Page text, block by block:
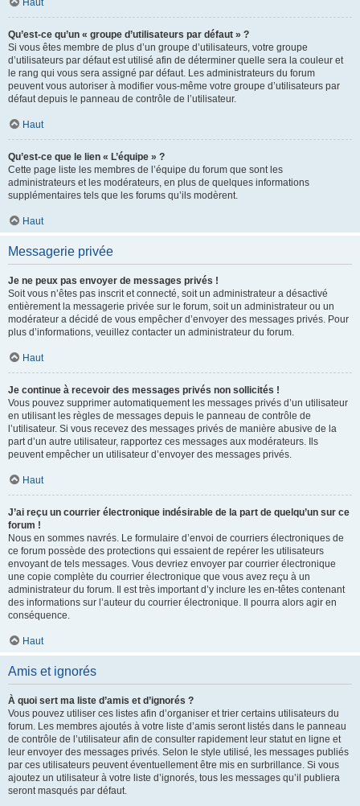
Haut
Qu’est-ce qu’un « groupe d’utilisateurs par défaut » ?
Si vous êtes membre de plus d’un groupe d’utilisateurs, votre groupe
d’utilisateurs par défaut est utilisé afin de déterminer quelle sera la couleur et
le rang qui vous sera assigné par défaut. Les administrateurs du forum
peuvent vous autoriser à modifier vous-même votre groupe d’utilisateurs par
défaut depuis le panneau de contrôle de l’utilisateur.
Haut
Qu’est-ce que le lien « L’équipe » ?
Cette page liste les membres de l’équipe du forum que sont les
administrateurs et les modérateurs, en plus de quelques informations
supplémentaires tels que les forums qu’ils modèrent.
Haut
Messagerie privée
Je ne peux pas envoyer de messages privés !
Soit vous n’êtes pas inscrit et connecté, soit un administrateur a désactivé
entièrement la messagerie privée sur le forum, soit un administrateur ou un
modérateur a décidé de vous empêcher d’envoyer des messages privés. Pour
plus d’informations, veuillez contacter un administrateur du forum.
Haut
Je continue à recevoir des messages privés non sollicités !
Vous pouvez supprimer automatiquement les messages privés d’un utilisateur
en utilisant les règles de messages depuis le panneau de contrôle de
l’utilisateur. Si vous recevez des messages privés de manière abusive de la
part d’un autre utilisateur, rapportez ces messages aux modérateurs. Ils
peuvent empêcher un utilisateur d’envoyer des messages privés.
Haut
J’ai reçu un courrier électronique indésirable de la part de quelqu’un sur ce
forum !
Nous en sommes navrés. Le formulaire d’envoi de courriers électroniques de
ce forum possède des protections qui essaient de repérer les utilisateurs
envoyant de tels messages. Vous devriez envoyer par courrier électronique
une copie complète du courrier électronique que vous avez reçu à un
administrateur du forum. Il est très important d’y inclure les en-têtes contenant
des informations sur l’auteur du courrier électronique. Il pourra alors agir en
conséquence.
Haut
Amis et ignorés
À quoi sert ma liste d’amis et d’ignorés ?
Vous pouvez utiliser ces listes afin d’organiser et trier certains utilisateurs du
forum. Les membres ajoutés à votre liste d’amis seront listés dans le panneau
de contrôle de l’utilisateur afin de consulter rapidement leur statut en ligne et
leur envoyer des messages privés. Selon le style utilisé, les messages publiés
par ces utilisateurs peuvent éventuellement être mis en surbrillance. Si vous
ajoutez un utilisateur à votre liste d’ignorés, tous les messages qu’il publiera
seront masqués par défaut.